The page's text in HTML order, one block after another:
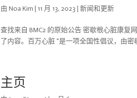
由Noa Kim | 11 月 13, 2023 |新闻和更新
查找来自 BMC2 的原始公告 密歇根心脏康复
了内容。百万心脏 "是一项全国性倡议，由密
主页